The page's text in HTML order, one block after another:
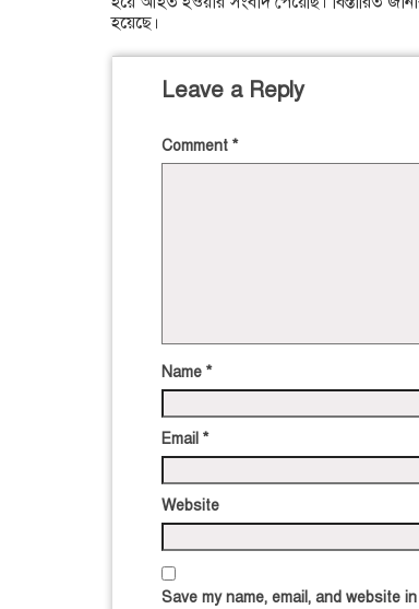
হয়েছে।
Leave a Reply
Comment *
Name *
Email *
Website
Save my name, email, and website